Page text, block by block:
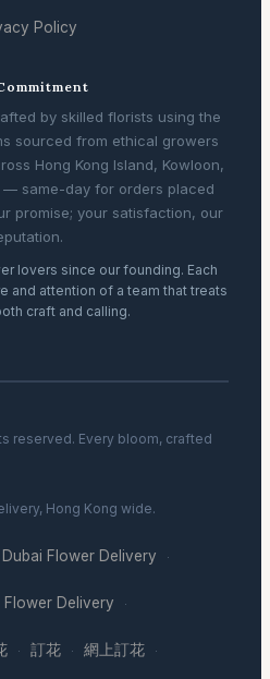
Policy
by skilled florists using the
sourced from ethical growers
Hong Kong Island, Kowloon,
— same-day for orders placed
promise; your satisfaction, our
lovers since our founding. Each
and attention of a team that treats
craft and calling.
reserved. Every bloom, crafted
Hong Kong wide.
Dubai Flower Delivery ·
Flower Delivery ·
· 訂花 · 網上訂花 ·